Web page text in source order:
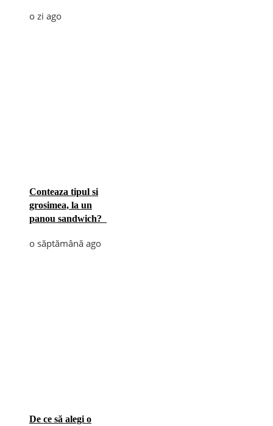
o zi ago
Conteaza tipul si
grosimea, la un
panou sandwich?
o săptămână ago
De ce să alegi o